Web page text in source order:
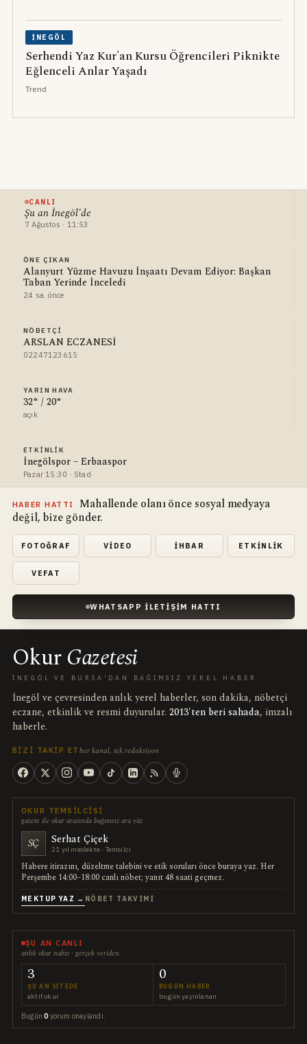
İNEGÖL
Serhendi Yaz Kur'an Kursu Öğrencileri Piknikte
Eğlenceli Anlar Yaşadı
Trend
CANLI
Şu an İnegöl'de
7 Ağustos · 11:53
ÖNE ÇIKAN
Alanyurt Yüzme Havuzu İnşaatı Devam Ediyor: Başkan
Taban Yerinde İnceledi
24 sa. önce
NÖBETÇI
ARSLAN ECZANESİ
02247123615
YARIN HAVA
32° / 20°
açık
ETKINLIK
İnegölspor – Erbaaspor
Pazar 15:30 · Stad
HABER HATTI
Mahallende olanı önce sosyal medyaya
değil, bize gönder.
FOTOĞRAF VIDEO İHBAR ETKINLIK
VEFAT
WHATSAPP İLETIŞIM HATTI
OkurGazetesi
İNEGÖL VE BURSA'DAN BAĞIMSIZ YEREL HABER
İnegöl ve çevresinden anlık yerel haberler, son dakika, nöbetçi
eczane, etkinlik ve resmi duyurular. 2013'ten beri sahada, imzalı
haberle.
BIZI TAKIP ET her kanal, tek redaksiyon
OKUR TEMSILCISI
gazete ile okur arasında bağımsız ara yüz
SÇ Serhat Çiçek
21 yıl meslekte · Temsilci
Habere itirazını, düzeltme talebini ve etik soruları önce buraya yaz. Her
Perşembe 14:00–18:00 canlı nöbet; yanıt 48 saati geçmez.
MEKTUP YAZ → NÖBET TAKVIMI
ŞU AN CANLI
anlık okur nabzı · gerçek veriden
3
ŞU AN SITEDE
aktif okur
0
BUGÜN HABER
bugün yayınlanan
Bugün0 yorum onaylandı.